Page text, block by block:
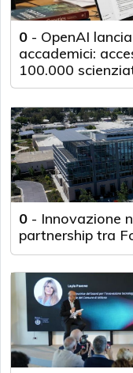
0 - OpenAI
accademici:
100.000
0 - Innovazione
partnership tra